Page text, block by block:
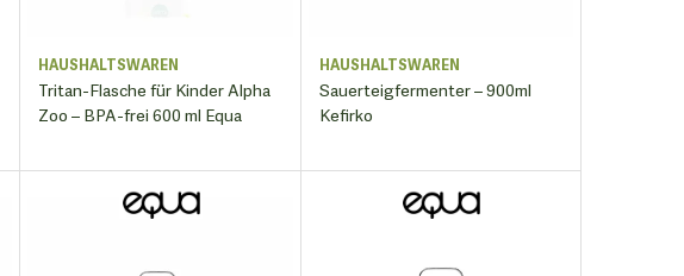
HAUSHALTSWAREN
Tritan-Flasche für Kinder Alpha
Zoo – BPA-frei 600 ml Equa
HAUSHALTSWAREN
Sauerteigfermenter – 900ml
Kefirko